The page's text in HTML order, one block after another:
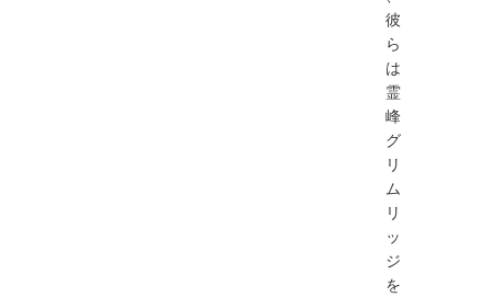
彼
ら
は
霊
峰
グ
リ
ム
リ
ッ
ジ
を